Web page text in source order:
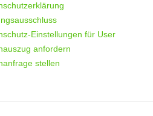
Einstellungen für User
anfordern
stellen